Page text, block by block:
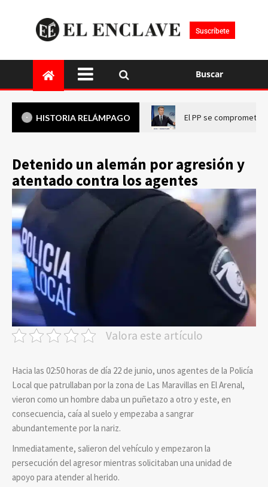
Suscríbete
Buscar
HISTORIA RELÁMPAGO El PP se compromete
Detenido un alemán por agresión y
atentado contra los agentes
Valora este artículo
Hacia las 02:50 horas de día 22 de junio, unos agentes de la Policía
Local que patrullaban por la zona de Las Maravillas en El Arenal,
vieron como un hombre daba un puñetazo a otro y este, en
consecuencia, caía al suelo y empezaba a sangrar
abundantemente por la nariz.
Inmediatamente, salieron del vehículo y empezaron la
persecución del agresor mientras solicitaban una unidad de
apoyo para atender al herido.